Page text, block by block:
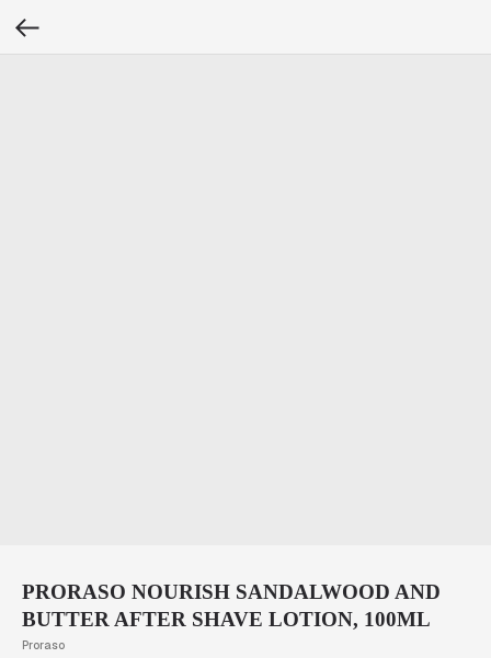
PRORASO NOURISH SANDALWOOD AND
BUTTER AFTER SHAVE LOTION, 100ML
Proraso